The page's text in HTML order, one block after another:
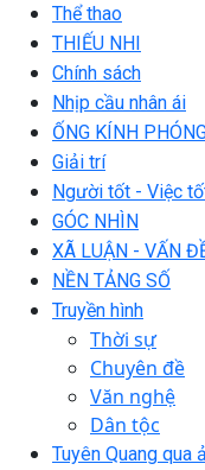
Thể thao
THIẾU NHI
Chính sách
Nhịp cầu nhân ái
ỐNG KÍNH
Giải trí
Người tốt - Việc
GÓC NHÌN
XÃ LUẬN - VẤN
NỀN TẢNG SỐ
Truyền hình
Thời sự
Chuyên đề
Văn nghệ
Dân tộc
Tuyên Quang qua